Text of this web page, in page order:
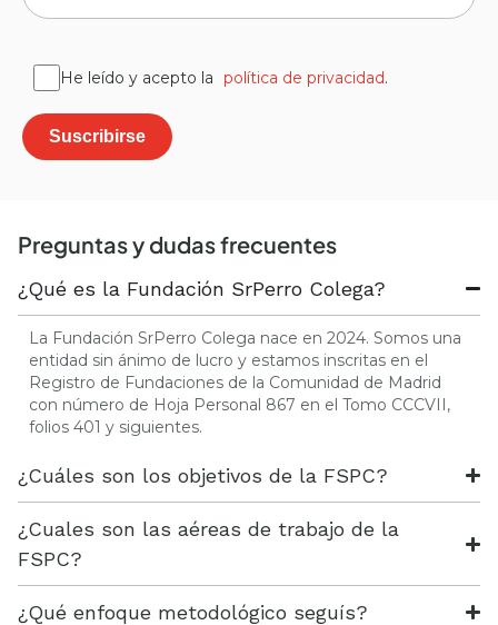
He leído y acepto la política de privacidad.
Preguntas y dudas frecuentes
¿Qué es la Fundación SrPerro Colega?
La Fundación SrPerro Colega nace en 2024. Somos una
entidad sin ánimo de lucro y estamos inscritas en el
Registro de Fundaciones de la Comunidad de Madrid
con número de Hoja Personal 867 en el Tomo CCCVII,
folios 401 y siguientes.
¿Cuáles son los objetivos de la FSPC?
¿Cuales son las aéreas de trabajo de la
FSPC?
¿Qué enfoque metodológico seguís?